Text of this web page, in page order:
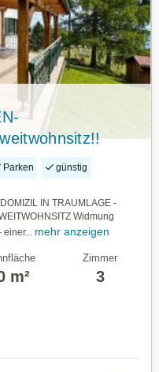
Skipiste –
Parken günstig
IN TRAUMLAGE -
Widmung
einer... mehr anzeigen
m²
Zimmer
3